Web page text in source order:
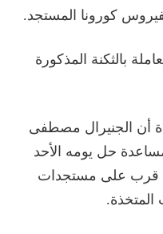
كورونا المستجد.
بالثكنة المذكورة
أن الجنيرال مصطفى
حل يومه الأحد
قرب على مستجدات
المتخذة.